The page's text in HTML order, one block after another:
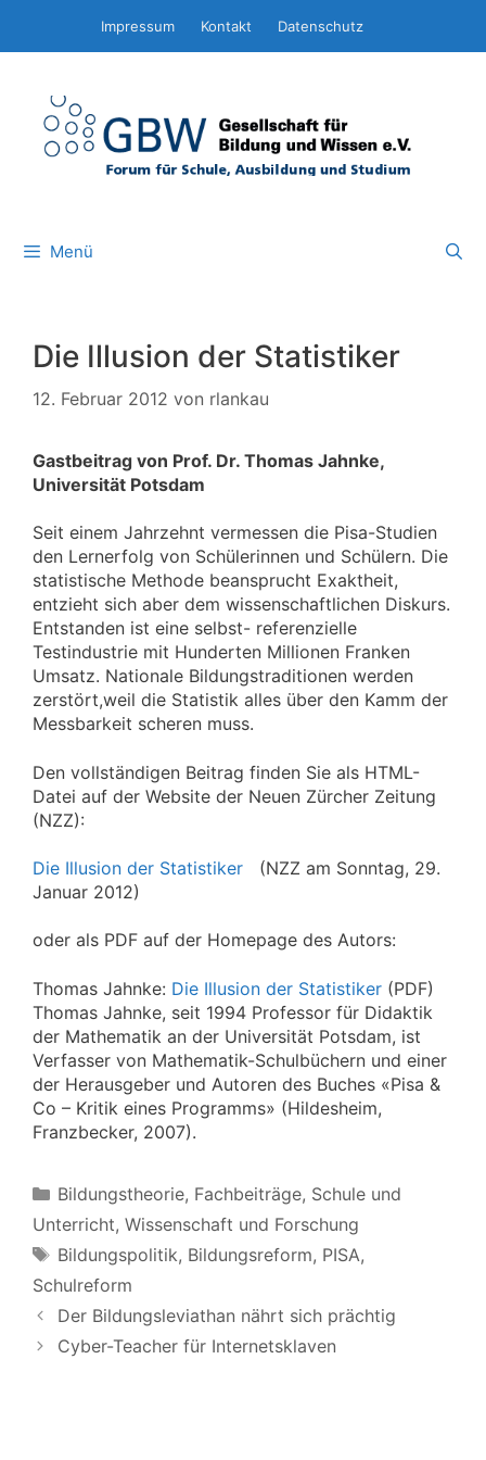
springen
Impressum Kontakt Datenschutz
Menü
Die Illusion der Statistiker
12. Februar 2012 von rlankau
Gastbeitrag von Prof. Dr. Thomas Jahnke,
Universität Potsdam
Seit einem Jahrzehnt vermessen die Pisa-Studien
den Lernerfolg von Schülerinnen und Schülern. Die
statistische Methode beansprucht Exaktheit,
entzieht sich aber dem wissenschaftlichen Diskurs.
Entstanden ist eine selbst- referenzielle
Testindustrie mit Hunderten Millionen Franken
Umsatz. Nationale Bildungstraditionen werden
zerstört,weil die Statistik alles über den Kamm der
Messbarkeit scheren muss.
Den vollständigen Beitrag finden Sie als HTML-
Datei auf der Website der Neuen Zürcher Zeitung
(NZZ):
Die Illusion der Statistiker
(NZZ am Sonntag, 29.
Januar 2012)
oder als PDF auf der Homepage des Autors:
Thomas Jahnke: Die Illusion der Statistiker (PDF)
Thomas Jahnke, seit 1994 Professor für Didaktik
der Mathematik an der Universität Potsdam, ist
Verfasser von Mathematik-Schulbüchern und einer
der Herausgeber und Autoren des Buches «Pisa &
Co – Kritik eines Programms» (Hildesheim,
Franzbecker, 2007).
Kategorien
Bildungstheorie, Fachbeiträge, Schule und
Unterricht, Wissenschaft und Forschung
Schlagwörter
Bildungspolitik, Bildungsreform, PISA,
Schulreform
Der Bildungsleviathan nährt sich prächtig
Cyber-Teacher für Internetsklaven